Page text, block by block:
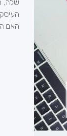
שלה,
האם